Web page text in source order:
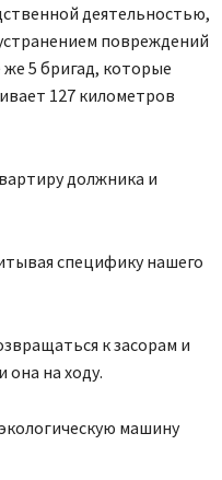
деятельностью,
повреждений
5 бригад, которые
127 километров
должника и
специфику нашего
к засорам и
на ходу.
машину